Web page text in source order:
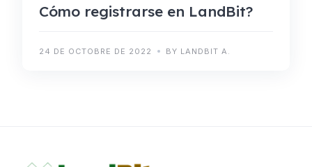
Cómo registrarse en LandBit?
24 DE OCTOBRE DE 2022 BY LANDBIT A.